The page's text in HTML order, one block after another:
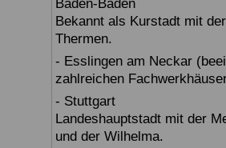
Baden-Baden
Bekannt als Kurstadt mit
Thermen.
- Esslingen am Neckar
zahlreichen
- Stuttgart
Landeshauptstadt mit der
und der Wilhelma.